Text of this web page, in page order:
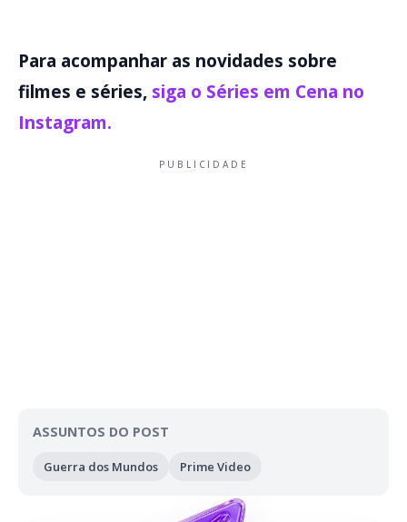
Para acompanhar as novidades sobre
filmes e séries, siga o Séries em Cena no
Instagram.
PUBLICIDADE
ASSUNTOS DO POST
Guerra dos Mundos Prime Video